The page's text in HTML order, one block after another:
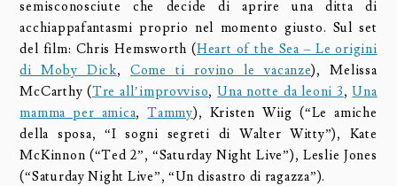
semisconosciute che decide di aprire una ditta di
acchiappafantasmi proprio nel momento giusto. Sul set
del film: Chris Hemsworth (Heart of the Sea – Le origini
di Moby Dick,Come ti rovino le vacanze), Melissa
McCarthy (Tre all’improvviso,Una notte da leoni 3,Una
mamma per amica,Tammy), Kristen Wiig (“Le amiche
della sposa, “I sogni segreti di Walter Witty”), Kate
McKinnon (“Ted 2”, “Saturday Night Live”), Leslie Jones
(“Saturday Night Live”, “Un disastro di ragazza”).